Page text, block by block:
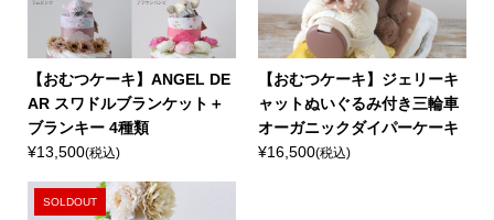
【おむつケーキ】ANGEL DE
AR スワドルブランケット＋
ブランキー 4種類
¥13,500(税込)
【おむつケーキ】ジェリーキ
ャットぬいぐるみ付き三輪車
オーガニックダイパーケーキ
¥16,500(税込)
SOLDOUT